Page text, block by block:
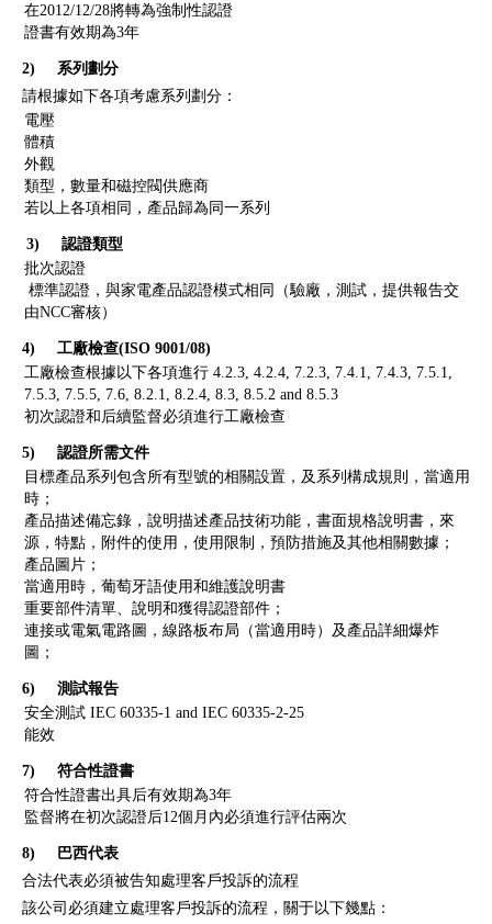
在2012/12/28將轉為強制性認證
證書有效期為3年
2) 系列劃分
請根據如下各項考慮系列劃分：
電壓
體積
外觀
類型，數量和磁控閥供應商
若以上各項相同，產品歸為同一系列
3) 認證類型
批次認證
標準認證，與家電產品認證模式相同（驗廠，測試，提供報告交
由NCC審核）
4) 工廠檢查(ISO 9001/08)
工廠檢查根據以下各項進行 4.2.3, 4.2.4, 7.2.3, 7.4.1, 7.4.3, 7.5.1,
7.5.3, 7.5.5, 7.6, 8.2.1, 8.2.4, 8.3, 8.5.2 and 8.5.3
初次認證和后續監督必須進行工廠檢查
5) 認證所需文件
目標產品系列包含所有型號的相關設置，及系列構成規則，當適用
時；
產品描述備忘錄，說明描述產品技術功能，書面規格說明書，來
源，特點，附件的使用，使用限制，預防措施及其他相關數據；
產品圖片；
當適用時，葡萄牙語使用和維護說明書
重要部件清單、說明和獲得認證部件；
連接或電氣電路圖，線路板布局（當適用時）及產品詳細爆炸
圖；
6) 測試報告
安全測試 IEC 60335-1 and IEC 60335-2-25
能效
7) 符合性證書
符合性證書出具后有效期為3年
監督將在初次認證后12個月內必須進行評估兩次
8) 巴西代表
合法代表必須被告知處理客戶投訴的流程
該公司必須建立處理客戶投訴的流程，關于以下幾點：